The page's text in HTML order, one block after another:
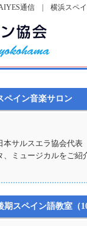
通信 | 横浜スペイ
ペイン音楽サロン
本サルスエラ協会代
、ミュージカルをご紹
期スペイン語教室（